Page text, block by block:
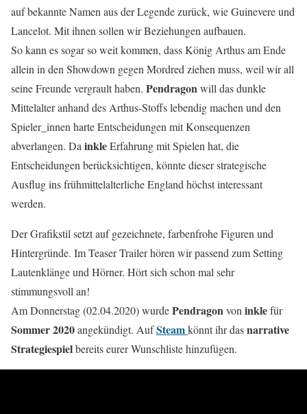
auf bekannte Namen aus der Legende zurück, wie Guinevere und
Lancelot. Mit ihnen sollen wir Beziehungen aufbauen.
So kann es sogar so weit kommen, dass König Arthus am Ende
allein in den Showdown gegen Mordred ziehen muss, weil wir all
seine Freunde vergrault haben. Pendragon will das dunkle
Mittelalter anhand des Arthus-Stoffs lebendig machen und den
Spieler_innen harte Entscheidungen mit Konsequenzen
abverlangen. Da inkleErfahrung mit Spielen hat, die
Entscheidungen berücksichtigen, könnte dieser strategische
Ausflug ins frühmittelalterliche England höchst interessant
werden.
Der Grafikstil setzt auf gezeichnete, farbenfrohe Figuren und
Hintergründe. Im Teaser Trailer hören wir passend zum Setting
Lautenklänge und Hörner. Hört sich schon mal sehr
stimmungsvoll an!
Am Donnerstag (02.04.2020) wurdePendragon von inklefür
Sommer 2020angekündigt. AufSteamkönnt ihr dasnarrative
Strategiespielbereits eurer Wunschliste hinzufügen.